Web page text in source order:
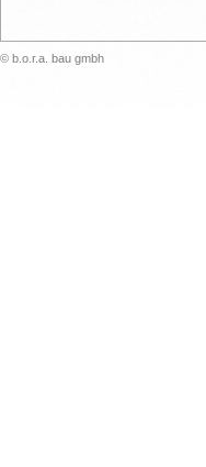
© b.o.r.a. bau gmbh